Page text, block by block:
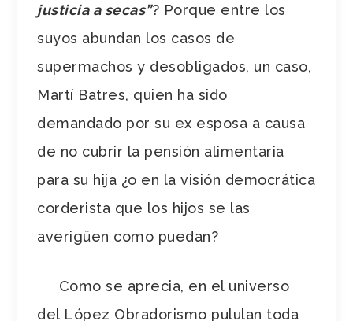
justicia a secas”? Porque entre los
suyos abundan los casos de
supermachos y desobligados, un caso,
Martí Batres, quien ha sido
demandado por su ex esposa a causa
de no cubrir la pensión alimentaria
para su hija ¿o en la visión democrática
corderista que los hijos se las
averigüen como puedan?
Como se aprecia, en el universo
del López Obradorismo pululan toda